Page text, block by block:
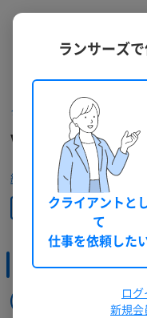
クラウドソーシング ランサーズ
Webサイト分析・
絞り込みをクリア
Web集客・マーケティン
業務内容から探す
コンサルティング ト
コンサルティング
初期設定
トラッキング設定
バグ修正
ランサーズ チョイスを優
予算
ランサーズ
クライアントと
て
仕事を依頼した
ロ
新規会